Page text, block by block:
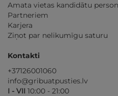
Amata vietas kandidātu
Partneriem
Karjera
Ziņot par nelikumīgu saturu
Kontakti
+37126001060
info@gribuatpusties.lv
I - VII 10:00 - 21:00